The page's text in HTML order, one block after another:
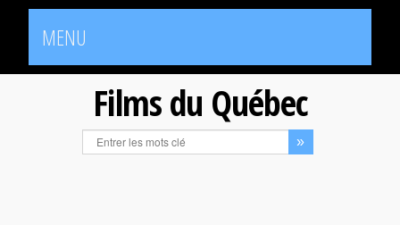
MENU
Films du Québec